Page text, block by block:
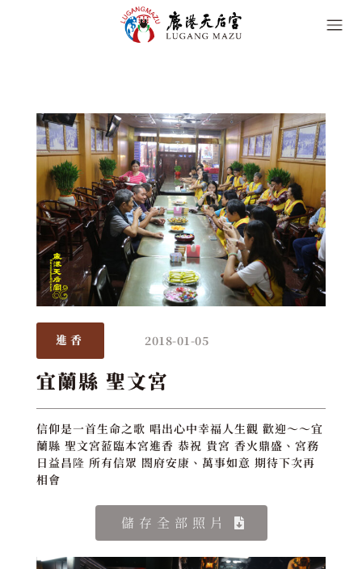
進香 2018-01-05
宜蘭縣 聖文宮
信仰是一首生命之歌 唱出心中幸福人生觀 歡迎～～宜
蘭縣 聖文宮蒞臨本宮進香 恭祝 貴宮 香火鼎盛、宮務
日益昌隆 所有信眾 閤府安康、萬事如意 期待下次再
相會
儲存全部照片